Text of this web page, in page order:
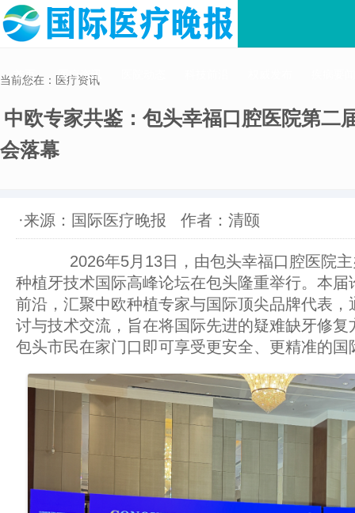
首页 医疗资讯
当前您在：医疗资讯
中欧专家共鉴：包头幸福口腔医院第二
会落幕
·来源：国际医疗晚报 作者：清颐
2026年5月13日，由包头幸福口腔医院主
种植牙技术国际高峰论坛在包头隆重举行。本届
前沿，汇聚中欧种植专家与国际顶尖品牌代表，
讨与技术交流，旨在将国际先进的疑难缺牙修复
包头市民在家门口即可享受更安全、更精准的国